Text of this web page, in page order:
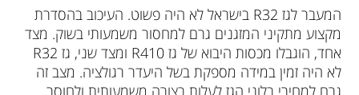
המעבר לגז R32 בישראל לא היה פשוט. העיכוב בהסדרת
מקצוע מתקיני המזגנים גרם למחסור משמעותי בשוק. מצד
אחד, הוגבלו מכסות היבוא של גז R410 ומצד שני, גז R32
לא היה זמין במידה מספקת בשל היעדר רגולציה. מצב זה
גרם למחירי בלוני הגז לעלות בצורה משמעותית ולחוסר